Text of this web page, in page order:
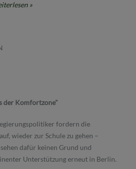
»
der Komfortzone"
fordern die
wieder zur Schule zu gehen –
dafür keinen Grund und
Unterstützung erneut in Berlin.